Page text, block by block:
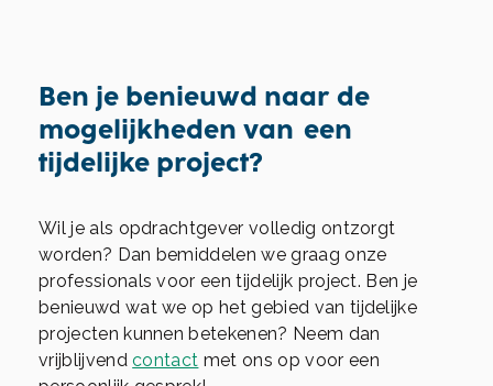
Ben je benieuwd naar de
mogelijkheden van een
tijdelijke project?
Wil je als opdrachtgever volledig ontzorgt
worden? Dan bemiddelen we graag onze
professionals voor een tijdelijk project. Ben je
benieuwd wat we op het gebied van tijdelijke
projecten kunnen betekenen? Neem dan
vrijblijvendcontact met ons op voor een